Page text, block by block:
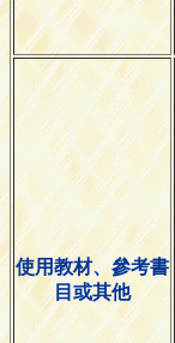
使用教材、參考書
目或其他